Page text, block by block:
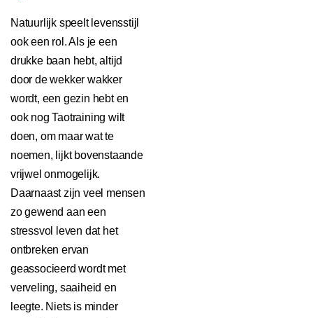
Natuurlijk speelt levensstijl
ook een rol. Als je een
drukke baan hebt, altijd
door de wekker wakker
wordt, een gezin hebt en
ook nog Taotraining wilt
doen, om maar wat te
noemen, lijkt bovenstaande
vrijwel onmogelijk.
Daarnaast zijn veel mensen
zo gewend aan een
stressvol leven dat het
ontbreken ervan
geassocieerd wordt met
verveling, saaiheid en
leegte. Niets is minder